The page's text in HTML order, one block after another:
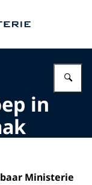
in
Ministerie